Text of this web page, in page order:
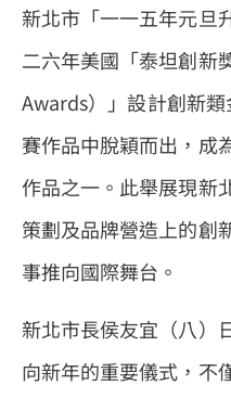
新北市「一一五年元旦
二六年美國「泰坦創
Awards）」設計創新
賽作品中脫穎而出，成
作品之一。此舉展現新
策劃及品牌營造上的創
事推向國際舞台。
新北市長侯友宜（八）
向新年的重要儀式，不